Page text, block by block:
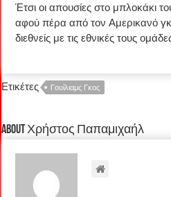
Έτσι οι απουσίες στο μπλοκάκι
αφού πέρα από τον Αμερικανό
διεθνείς με τις εθνικές τους
Ετικέτες Γουίλιαμς Γκος
About Χρήστος Παπαμιχαήλ